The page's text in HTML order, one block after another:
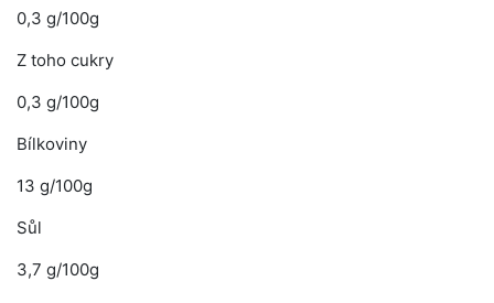
0,3 g/100g
Z toho cukry
0,3 g/100g
Bílkoviny
13 g/100g
Sůl
3,7 g/100g